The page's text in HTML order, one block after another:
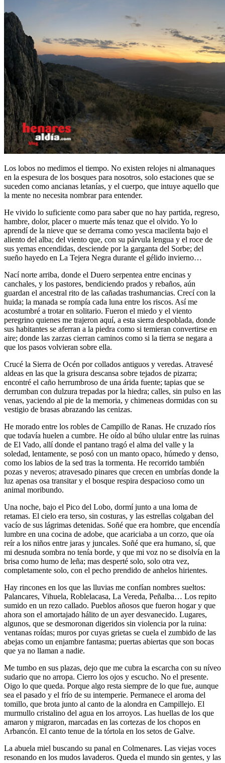
Los lobos no medimos el tiempo. No existen relojes ni almanaques
en la espesura de los bosques para nosotros, solo estaciones que se
suceden como ancianas letanías, y el cuerpo, que intuye aquello que
la mente no necesita nombrar para entender.
He vivido lo suficiente como para saber que no hay partida, regreso,
hambre, dolor, placer o muerte más tenaz que el olvido. Yo lo
aprendí de la nieve que se derrama como yesca macilenta bajo el
aliento del alba; del viento que, con su párvula lengua y el roce de
sus yemas encendidas, desciende por la garganta del Sorbe; del
sueño hayedo en La Tejera Negra durante el gélido invierno…
Nací norte arriba, donde el Duero serpentea entre encinas y
canchales, y los pastores, bendiciendo prados y rebaños, aún
guardan el ancestral rito de las cañadas trashumancias. Crecí con la
huida; la manada se rompía cada luna entre los riscos. Así me
acostumbré a trotar en solitario. Fueron el miedo y el viento
peregrino quienes me trajeron aquí, a esta sierra despoblada, donde
sus habitantes se aferran a la piedra como si temieran convertirse en
aire; donde las zarzas cierran caminos como si la tierra se negara a
que los pasos volvieran sobre ella.
Crucé la Sierra de Océn por collados antiguos y veredas. Atravesé
aldeas en las que la grisura descansa sobre tejados de pizarra;
encontré el caño herrumbroso de una árida fuente; tapias que se
derrumban con dulzura trepadas por la hiedra; calles, sin pulso en las
venas, yaciendo al pie de la memoria, y chimeneas dormidas con su
vestigio de brasas abrazando las cenizas.
He morado entre los robles de Campillo de Ranas. He cruzado ríos
que todavía huelen a cumbre. He oído al búho ulular entre las ruinas
de El Vado, allí donde el pantano tragó el alma del valle y la
soledad, lentamente, se posó con un manto opaco, húmedo y denso,
como los labios de la sed tras la tormenta. He recorrido también
pozas y neveros; atravesado pinares que crecen en umbrías donde la
luz apenas osa transitar y el bosque respira despacioso como un
animal moribundo.
Una noche, bajo el Pico del Lobo, dormí junto a una loma de
retamas. El cielo era terso, sin costuras, y las estrellas colgaban del
vacío de sus lágrimas detenidas. Soñé que era hombre, que encendía
lumbre en una cocina de adobe, que acariciaba a un corzo, que oía
reír a los niños entre jaras y juncales. Soñé que era humano, sí, que
mi desnuda sombra no tenía borde, y que mi voz no se disolvía en la
brisa como humo de leña; mas desperté solo, solo otra vez,
completamente solo, con el pecho prendido de anhelos hirientes.
Hay rincones en los que las lluvias me confían nombres sueltos:
Palancares, Vihuela, Roblelacasa, La Vereda, Peñalba… Los repito
sumido en un rezo callado. Pueblos añosos que fueron hogar y que
ahora son el amortajado hálito de un ayer desvanecido. Lugares,
algunos, que se desmoronan digeridos sin violencia por la ruina:
ventanas roídas; muros por cuyas grietas se cuela el zumbido de las
abejas como un enjambre fantasma; puertas abiertas que son bocas
que ya no llaman a nadie.
Me tumbo en sus plazas, dejo que me cubra la escarcha con su níveo
sudario que no arropa. Cierro los ojos y escucho. No el presente.
Oigo lo que queda. Porque algo resta siempre de lo que fue, aunque
sea el pasado y el frío de su intemperie. Permanece el aroma del
tomillo, que brota junto al canto de la alondra en Campillejo. El
murmullo cristalino del agua en los arroyos. Las huellas de los que
amaron y migraron, marcadas en las cortezas de los chopos en
Arbancón. El canto tenue de la tórtola en los setos de Galve.
La abuela miel buscando su panal en Colmenares. Las viejas voces
resonando en los mudos lavaderos. Queda el mundo sin gentes, y las